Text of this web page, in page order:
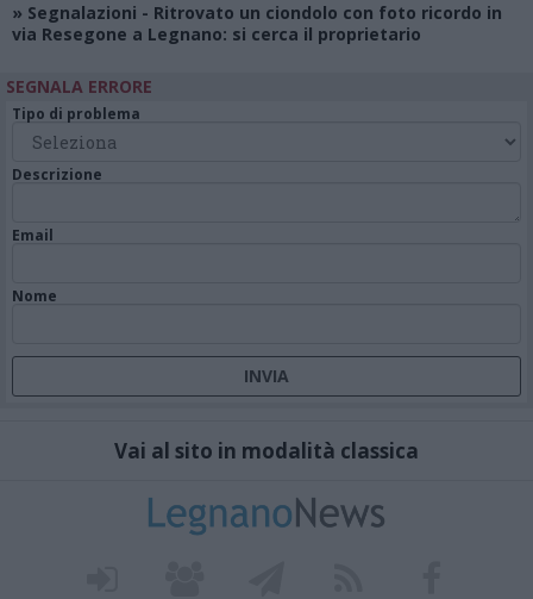
» Segnalazioni - Ritrovato un ciondolo con foto ricordo in
via Resegone a Legnano: si cerca il proprietario
SEGNALA ERRORE
Tipo di problema
Descrizione
Email
Nome
Vai al sito in modalità classica